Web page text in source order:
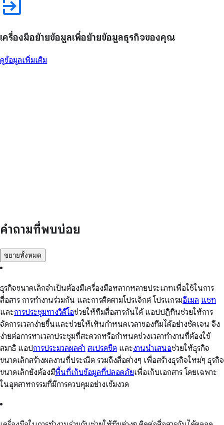
เครื่องมือย้ายข้อมูลเพื่อย้ายข้อมูลธุรกิจของคุณ
ดูข้อมูลเพิ่มเติม
คำถามที่พบบ่อย
ขยายทั้งหมด
ธุรกิจขนาดเล็กจำเป็นต้องมีเครื่องมือหลากหลายประเภทเพื่อใช้ในการ
สื่อสาร การทำงานร่วมกัน และการติดตามโปรเจ็กต์ โปรแกรมอีเมล แชท
และการประชุมทางวิดีโอช่วยให้ทีมสื่อสารกันได้ แอปปฏิทินช่วยให้การ
จัดการเวลาง่ายขึ้นและช่วยให้เห็นกำหนดเวลาของทีมได้อย่างชัดเจน จึง
ง่ายต่อการหาเวลาประชุมที่สะดวกหรือกำหนดช่วงเวลาทำงานที่ต้องใช้
สมาธิ แอปการประมวลผลคำ สเปรดชีต และงานนำเสนอช่วยให้ธุรกิจ
ขนาดเล็กสร้างผลงานที่ประณีต รวมถึงสื่อต่างๆ เพื่อสร้างธุรกิจใหม่ๆ ธุรกิจ
ขนาดเล็กยังต้องมีพื้นที่เก็บข้อมูลที่ปลอดภัยเพื่อเก็บเอกสาร โดยเฉพาะ
ในอุตสาหกรรมที่มีการควบคุมอย่างเข้มงวด